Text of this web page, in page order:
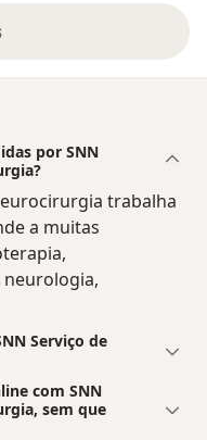
por SNN
trabalha
a muitas
Serviço de
com SNN
sem que